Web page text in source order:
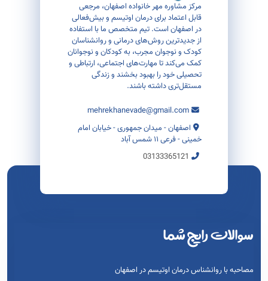
مرکز مشاوره مهر خانواده اصفهان، مرجعی
قابل اعتماد برای درمان اوتیسم و بیش‌فعالی
در اصفهان است. تیم متخصص ما با استفاده
از جدیدترین روش‌های درمانی و روانشناسان
کودک و نوجوان مجرب، به کودکان و نوجوانان
کمک می‌کند تا مهارت‌های اجتماعی، ارتباطی و
تحصیلی خود را بهبود بخشند و زندگی
مستقل‌تری داشته باشند.
mehrekhanevade@gmail.com
اصفهان - میدان جمهوری - خیابان امام
خمینی - فرعی ۱۱ شمس آباد
03133365121
سوالات رایج شما
مصاحبه با روانشناس درمان اوتیسم در اصفهان